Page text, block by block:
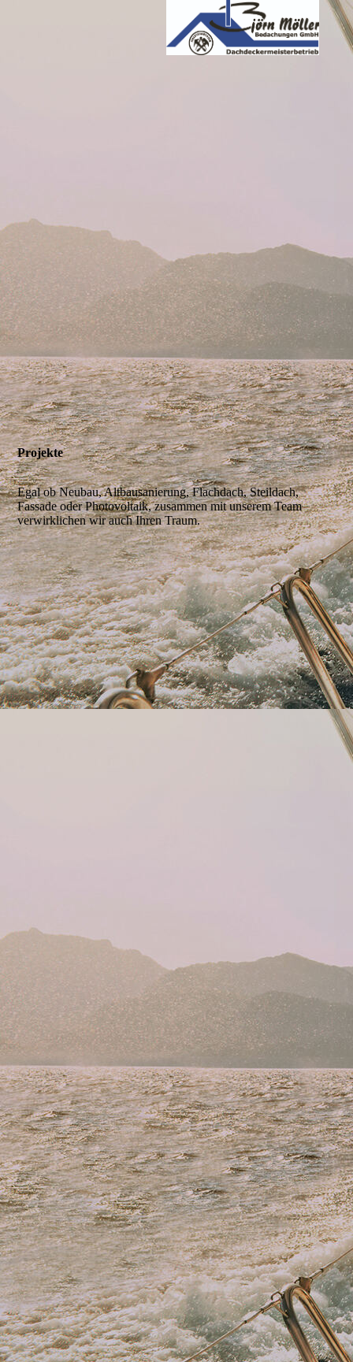
Projekte
Egal ob Neubau, Altbausanierung, Flachdach, Steildach,
Fassade oder Photovoltaik, zusammen mit unserem Team
verwirklichen wir auch Ihren Traum.